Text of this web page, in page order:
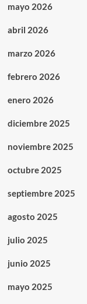
mayo 2026
abril 2026
marzo 2026
febrero 2026
enero 2026
diciembre 2025
noviembre 2025
octubre 2025
septiembre 2025
agosto 2025
julio 2025
junio 2025
mayo 2025